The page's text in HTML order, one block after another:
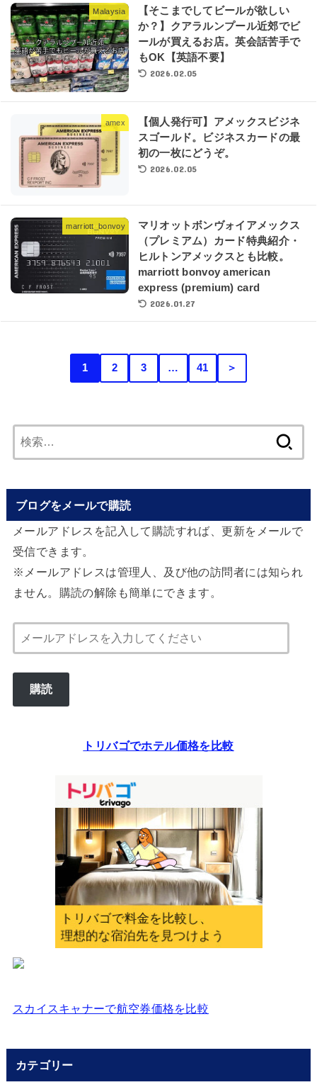
Malaysia
【そこまでしてビールが欲しい
か？】クアラルンプール近郊でビ
ールが買えるお店。英会話苦手で
もOK【英語不要】
2026.02.05
amex
【個人発行可】アメックスビジネ
スゴールド。ビジネスカードの最
初の一枚にどうぞ。
2026.02.05
marriott_bonvoy
マリオットボンヴォイアメックス
（プレミアム）カード特典紹介・
ヒルトンアメックスとも比較。
marriott bonvoy american
express (premium) card
2026.01.27
1 2 3 … 41 ＞
索:
ブログをメールで購読
メールアドレスを記入して購読すれば、更新をメールで
受信できます。
※メールアドレスは管理人、及び他の訪問者には知られ
ません。購読の解除も簡単にできます。
ー
ル
購読
トリバゴでホテル価格を比較
スカイスキャナーで航空券価格を比較
カテゴリー